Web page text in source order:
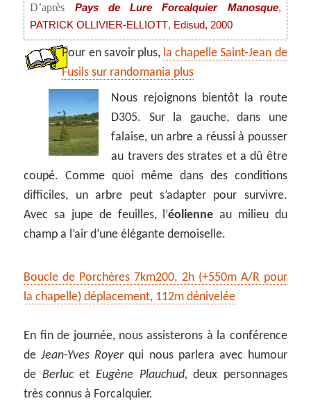
D’après Pays de Lure Forcalquier Manosque,
PATRICK OLLIVIER-ELLIOTT, Edisud, 2000
Pour en savoir plus, la chapelle Saint-Jean de
Fusils sur randomania plus
Nous rejoignons bientôt la route
D305. Sur la gauche, dans une
falaise, un arbre a réussi à pousser
au travers des strates et a dû être
coupé. Comme quoi même dans des conditions
difficiles, un arbre peut s’adapter pour survivre.
Avec sa jupe de feuilles, l’éolienne au milieu du
champ a l’air d’une élégante demoiselle.
Boucle de Porchères 7km200, 2h (+550m A/R pour
la chapelle) déplacement, 112m dénivelée
En fin de journée, nous assisterons à la conférence
deJean-Yves Royerqui nous parlera avec humour
de Berlucet Eugène Plauchud,deux personnages
très connus à Forcalquier.